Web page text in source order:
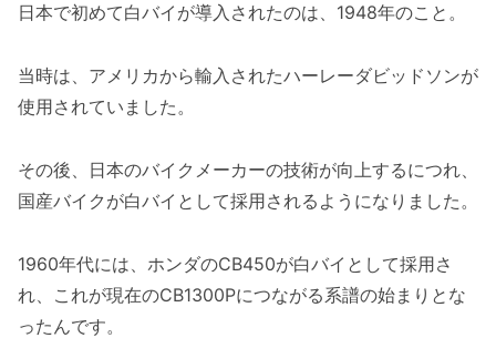
日本で初めて白バイが導入されたのは、1948年のこと。
当時は、アメリカから輸入されたハーレーダビッドソンが
使用されていました。
その後、日本のバイクメーカーの技術が向上するにつれ、
国産バイクが白バイとして採用されるようになりました。
1960年代には、ホンダのCB450が白バイとして採用さ
れ、これが現在のCB1300Pにつながる系譜の始まりとな
ったんです。